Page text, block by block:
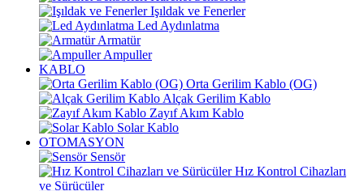
Işıldak ve Fenerler
Led Aydınlatma
Armatür
Ampuller
KABLO
Orta Gerilim Kablo (OG)
Alçak Gerilim Kablo
Zayıf Akım Kablo
Solar Kablo
OTOMASYON
Sensör
Hız Kontrol Cihazları
ve Sürücüler